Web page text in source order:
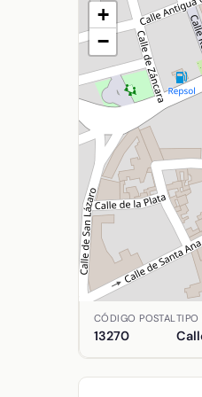
+
−
Ubicación de
CÓDIGO POSTAL
13270
TIPO